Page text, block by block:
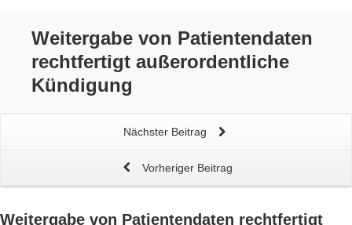
Weitergabe von Patientendaten
rechtfertigt außerordentliche
Kündigung
Nächster Beitrag
Vorheriger Beitrag
Weitergabe von Patientendaten rechtfertigt